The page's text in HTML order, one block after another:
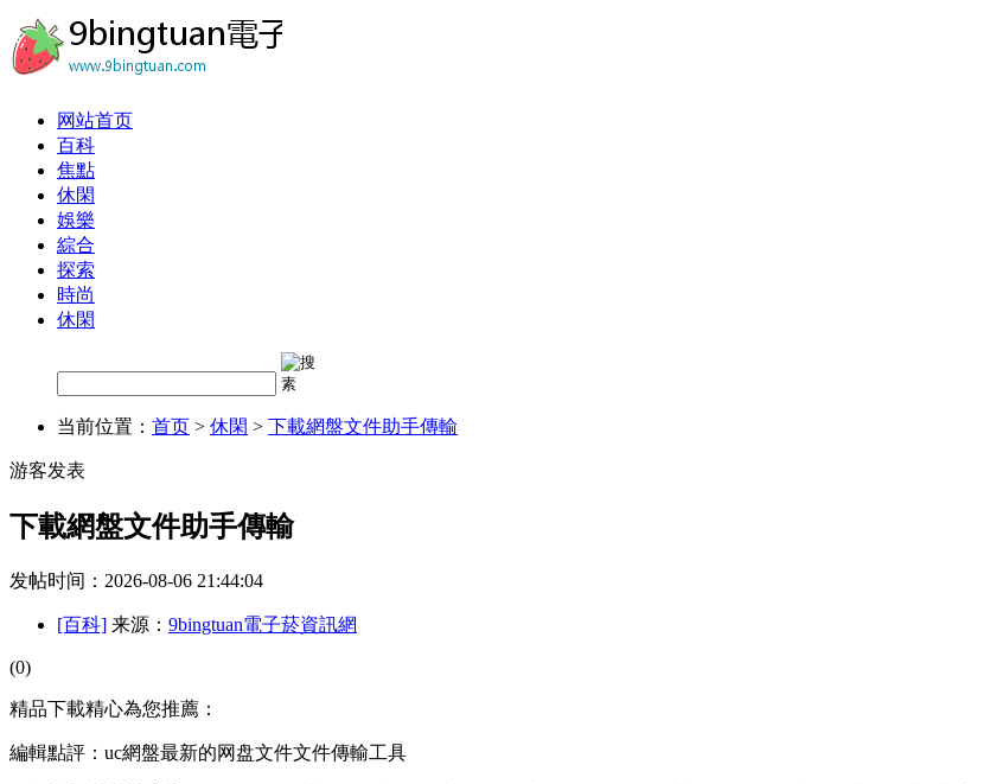
网站首页
百科
焦點
休閑
娛樂
綜合
探索
時尚
休閑
当前位置： 首页 > 休閑 > 下載網盤文件助手傳輸
游客发表
下載網盤文件助手傳輸
发帖时间：2026-08-06 21:44:04
[百科] 来源： 9bingtuan電子菸資訊網
(0)
精品下載精心為您推薦：
編輯點評：uc網盤最新的网盘文件文件傳輸工具